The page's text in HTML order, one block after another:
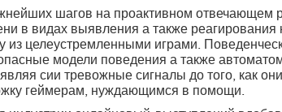
шагов на проактивном отвечающем
в видах выявления а также
целеустремленными играми.
модели поведения а также
сии тревожные сигналы до того, как
геймерам, нуждающимся в помощи.